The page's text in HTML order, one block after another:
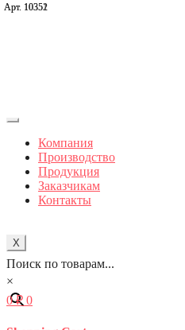
Компания
Производство
Продукция
Заказчикам
Контакты
X
Поиск по товарам...
×
0₽ 0
Арт. 10351
Арт. 10352